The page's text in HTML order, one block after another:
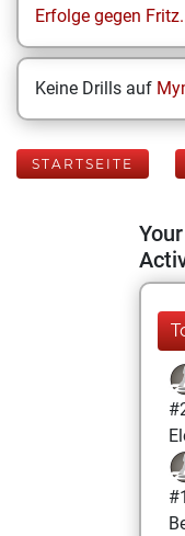
Erfolge gegen
Keine Drills auf
STARTSEITE